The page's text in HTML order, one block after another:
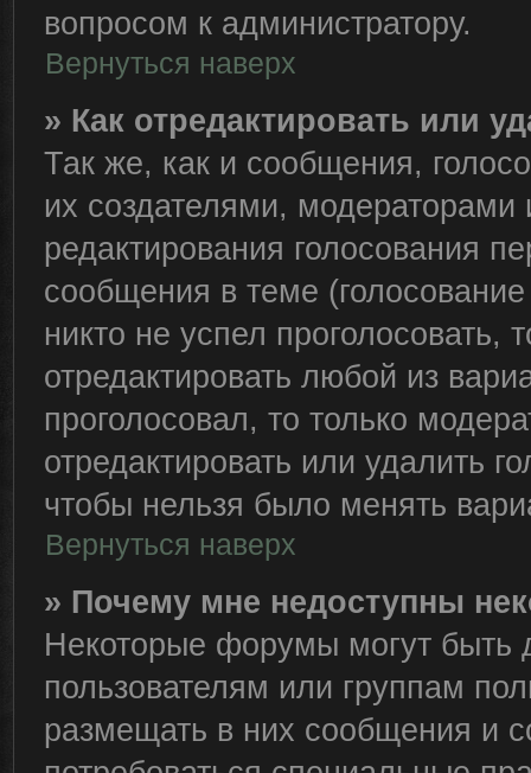
вопросом к администратору.
Вернуться наверх
» Как отредактировать или
Так же, как и сообщения,
их создателями,
редактирования голосования
сообщения в теме
никто не успел проголосовать,
отредактировать любой из
проголосовал, то только
отредактировать или удалить
чтобы нельзя было менять
Вернуться наверх
» Почему мне недоступны
Некоторые форумы могут быть
пользователям или группам
размещать в них сообщения и